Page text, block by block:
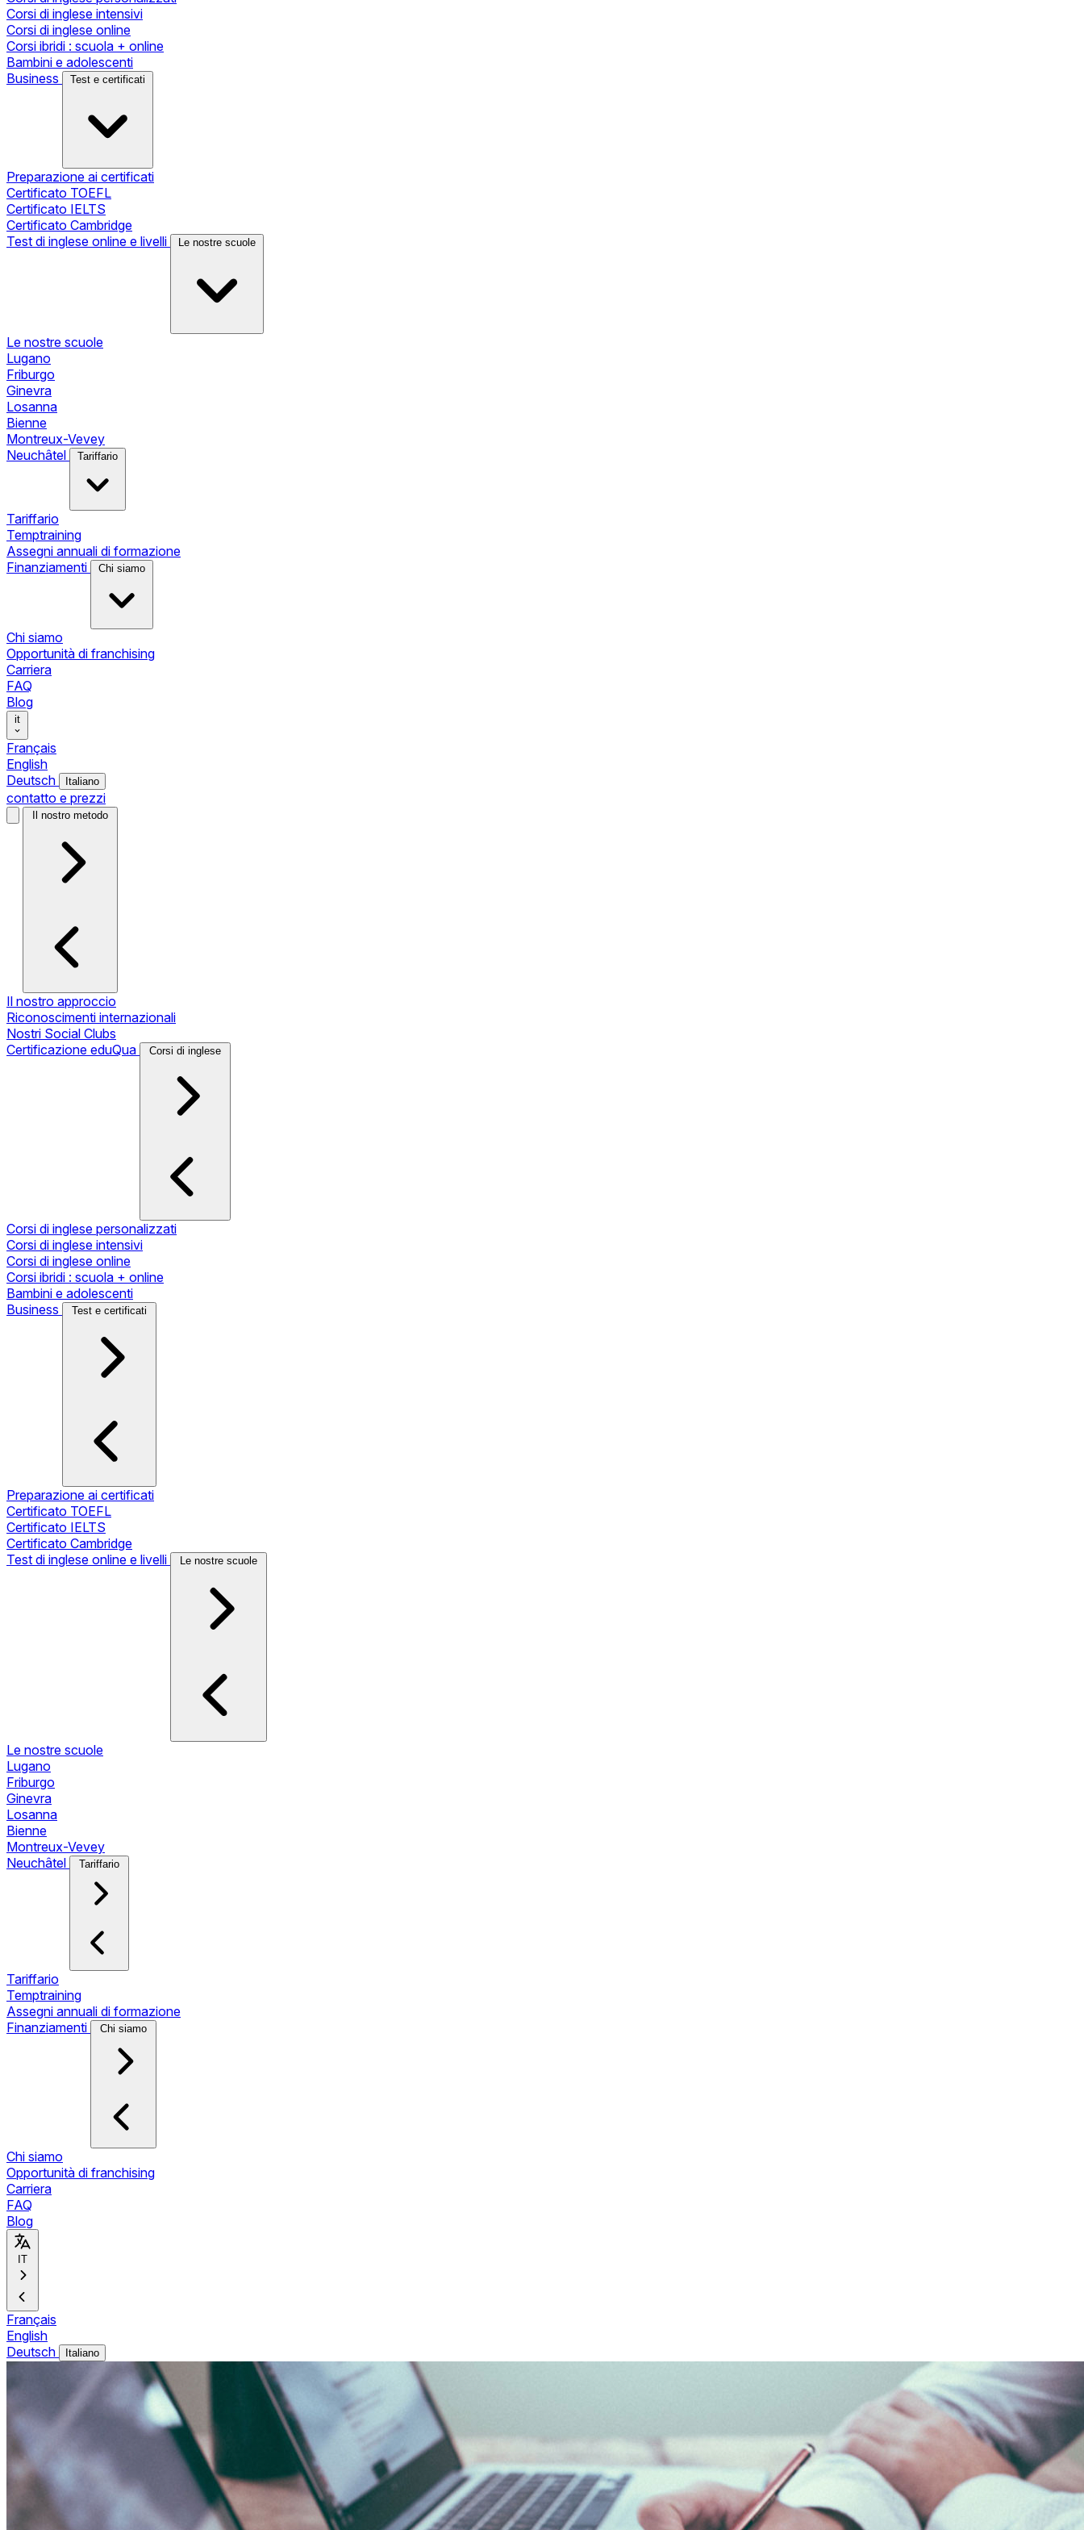
Corsi di inglese intensivi
Corsi di inglese online
Corsi ibridi : scuola + online
Bambini e adolescenti
Business
Test e certificati
Preparazione ai certificati
Certificato TOEFL
Certificato IELTS
Certificato Cambridge
Test di inglese online e livelli
Le nostre scuole
Le nostre scuole
Lugano
Friburgo
Ginevra
Losanna
Bienne
Montreux-Vevey
Neuchâtel
Tariffario
Tariffario
Temptraining
Assegni annuali di formazione
Finanziamenti
Chi siamo
Chi siamo
Opportunità di franchising
Carriera
FAQ
Blog
it
Français
English
Deutsch
Italiano
contatto e prezzi
Il nostro metodo
Il nostro approccio
Riconoscimenti internazionali
Nostri Social Clubs
Certificazione eduQua
Corsi di inglese
Corsi di inglese personalizzati
Corsi di inglese intensivi
Corsi di inglese online
Corsi ibridi : scuola + online
Bambini e adolescenti
Business
Test e certificati
Preparazione ai certificati
Certificato TOEFL
Certificato IELTS
Certificato Cambridge
Test di inglese online e livelli
Le nostre scuole
Le nostre scuole
Lugano
Friburgo
Ginevra
Losanna
Bienne
Montreux-Vevey
Neuchâtel
Tariffario
Tariffario
Temptraining
Assegni annuali di formazione
Finanziamenti
Chi siamo
Chi siamo
Opportunità di franchising
Carriera
FAQ
Blog
IT
Français
English
Deutsch
Italiano